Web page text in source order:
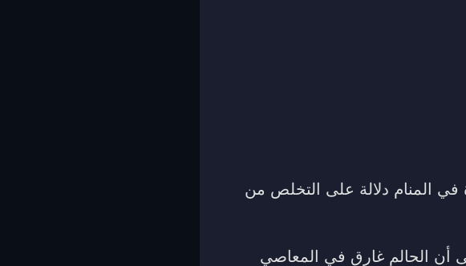
في المنام دلالة على التخلص من
أن الحالم غارق في المعاصي